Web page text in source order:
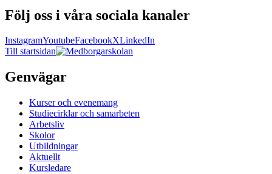
Följ oss i våra sociala kanaler
InstagramYoutubeFacebookXLinkedIn
Till startsidan
Genvägar
Kurser och evenemang
Studiecirklar och samarbeten
Arbetsliv
Skolor
Utbildningar
Aktuellt
Kursledare